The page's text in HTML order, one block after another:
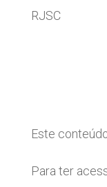
RJSC
Este
Para ter